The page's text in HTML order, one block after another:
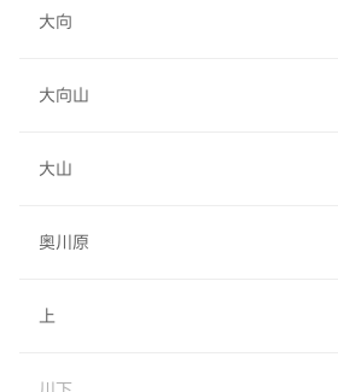
大向
大向山
大山
奥川原
上